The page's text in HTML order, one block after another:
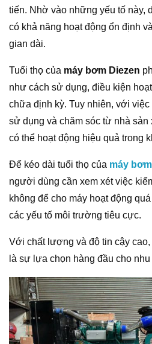
tiến. Nhờ vào những yếu tố này,
có khả năng hoạt động ổn định
gian dài.
Tuổi thọ của máy bơm Diezen
như cách sử dụng, điều kiện
chữa định kỳ. Tuy nhiên, với
sử dụng và chăm sóc từ nhà sản
có thể hoạt động hiệu quả trong
Để kéo dài tuổi thọ của máy
người dùng cần xem xét việc
không để cho máy hoạt động
các yếu tố môi trường tiêu cực.
Với chất lượng và độ tin cậy cao,
là sự lựa chọn hàng đầu cho